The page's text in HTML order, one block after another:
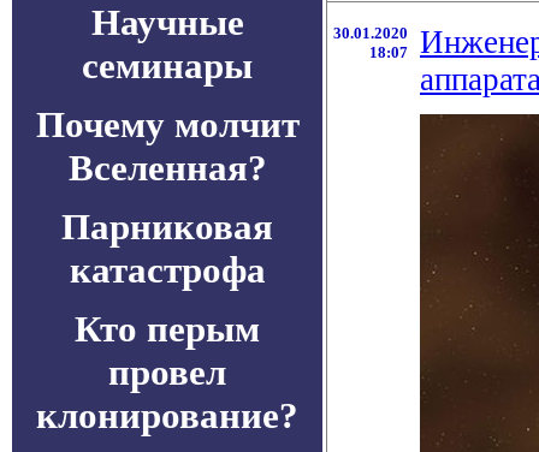
Научные
семинары
Почему молчит
Вселенная?
Парниковая
катастрофа
Кто перым
провел
клонирование?
30.01.2020
18:07